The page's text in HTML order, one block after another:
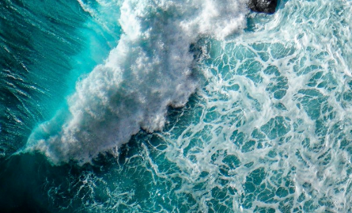
Поддержка
Контакты
Как вернуть или обменять
Доставка и оплата
Покупателям
Программа лояльности
Подарочные сертификаты
Для регионов
Агротуризм
Рецепты
Бизнесу
Мы принимаем: